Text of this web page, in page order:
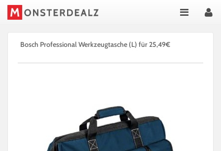
Bosch Professional Werkzeugtasche (L) für 25,49€